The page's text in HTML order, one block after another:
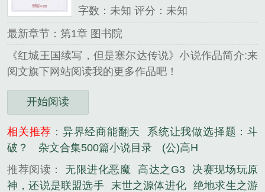
字数：未知 评分：未知
最新章节：第1章 图书院
《红城王国续写，但是塞尔达传说》小说作品简介:来
阅文旗下网站阅读我的更多作品吧！
开始阅读
相关推荐 ： 异界经商能翻天
系统让我做选择题：斗
破？
杂文合集500篇小说目录
(公)高H
推荐阅读： 无限进化恶魔 高达之G3
决赛现场玩原
神，还说是联盟选手
末世之源体进化
绝地求生之游